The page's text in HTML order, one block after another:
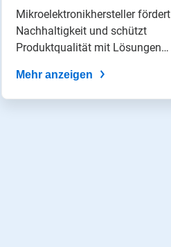
Mikroelektronikhersteller fördert
Nachhaltigkeit und schützt
Produktqualität mit Lösungen
Mehr anzeigen